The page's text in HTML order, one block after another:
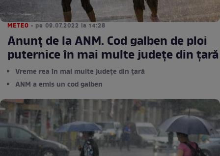
METEO • pe 09.07.2022 la 14:28
Anunț de la ANM. Cod galben de ploi
puternice în mai multe județe din țară
Vreme rea în mai multe județe din țară
ANM a emis un cod galben